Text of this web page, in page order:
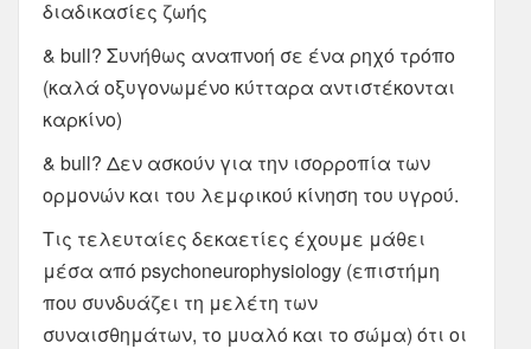
διαδικασίες ζωής
& bull? Συνήθως αναπνοή σε ένα ρηχό τρόπο
(καλά οξυγονωμένο κύτταρα αντιστέκονται
καρκίνο)
& bull? Δεν ασκούν για την ισορροπία των
ορμονών και του λεμφικού κίνηση του υγρού.
Τις τελευταίες δεκαετίες έχουμε μάθει
μέσα από psychoneurophysiology (επιστήμη
που συνδυάζει τη μελέτη των
συναισθημάτων, το μυαλό και το σώμα) ότι οι